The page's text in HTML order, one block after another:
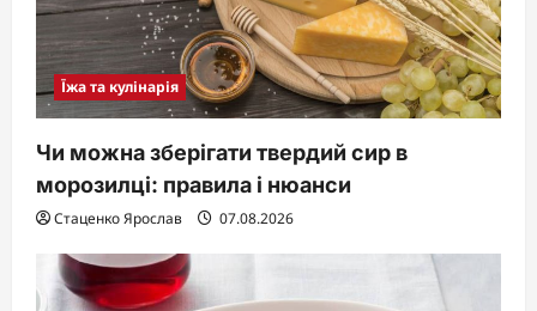
o
n
Їжа та кулінарія
Чи можна зберігати твердий сир в
морозилці: правила і нюанси
Стаценко Ярослав 07.08.2026